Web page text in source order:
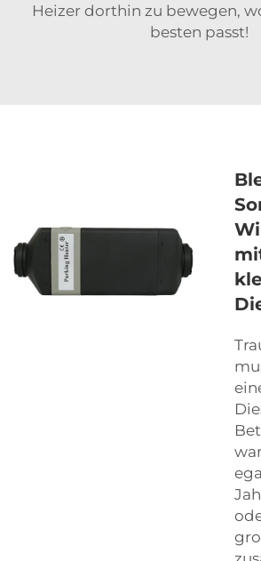
Heizer dorthin zu bewegen,
besten passt!